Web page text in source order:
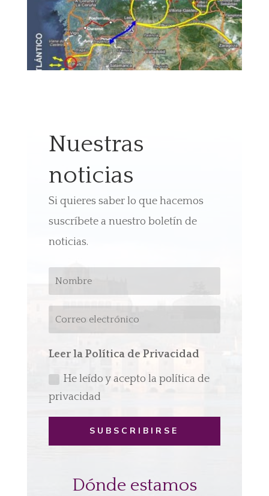
Nuestras
noticias
Si quieres saber lo que hacemos
suscríbete a nuestro boletín de
noticias.
Leer la Política de Privacidad
He leído y acepto la política de
privacidad
SUBSCRIBIRSE
Dónde estamos